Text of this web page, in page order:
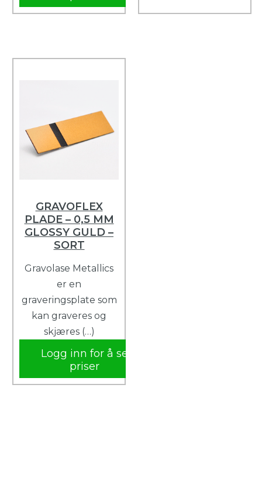
GRAVOFLEX
PLADE – 0,5 MM
GLOSSY GULD –
SORT
Gravolase Metallics
er en
graveringsplate som
kan graveres og
skjæres (…)
Logg inn for å se
priser